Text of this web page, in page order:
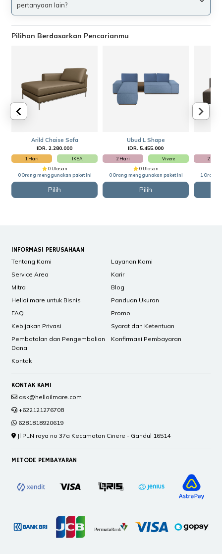
pertanyaan lain?
Pilihan Berdasarkan Pencarianmu
Arild Chaise Sofa
IDR. 2.280.000
1 Hari
IKEA
0 Ulasan
0 Orang menggunakan paket ini
Pilih
Ubud L Shape
IDR. 5.455.000
2 Hari
Vivere
0 Ulasan
0 Orang menggunakan paket ini
Pilih
2 Hari
1 Orang
INFORMASI PERUSAHAAN
Tentang Kami
Layanan Kami
Service Area
Karir
Mitra
Blog
Helloilmare untuk Bisnis
Panduan Ukuran
FAQ
Promo
Kebijakan Privasi
Syarat dan Ketentuan
Pembatalan dan Pengembalian
Dana
Konfirmasi Pembayaran
Kontak
KONTAK KAMI
ask@helloilmare.com
+622121276708
6281818920619
Jl PLN raya no 37a Kecamatan Cinere - Gandul 16514
METODE PEMBAYARAN